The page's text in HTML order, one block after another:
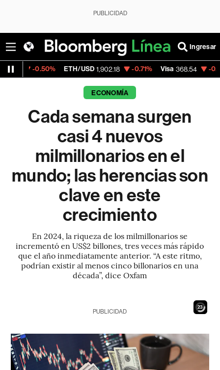
PUBLICIDAD
Ingresar
ETH/USD 1,902.18 -0.71% Visa 368.54 -0.28%
ECONOMÍA
Cada semana surgen
casi 4 nuevos
milmillonarios en el
mundo; las herencias son
clave en este
crecimiento
En 2024, la riqueza de los milmillonarios se
incrementó en US$2 billones, tres veces más rápido
que el año inmediatamente anterior. “A este ritmo,
podrían existir al menos cinco billonarios en una
década”, dice Oxfam
21
PUBLICIDAD